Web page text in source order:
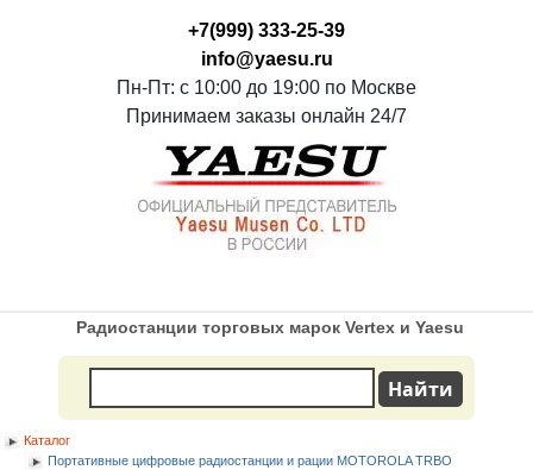
+7(999) 333-25-39
info@yaesu.ru
Пн-Пт: с 10:00 до 19:00 по Москве
Принимаем заказы онлайн 24/7
Радиостанции торговых марок Vertex и Yaesu
Каталог
Портативные цифровые радиостанции и рации MOTOROLA TRBO